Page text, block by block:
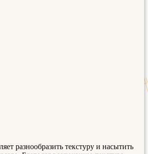
разнообразить текстуру и насытить